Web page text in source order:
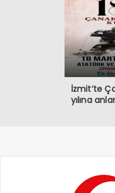
İzmit’te
yılına